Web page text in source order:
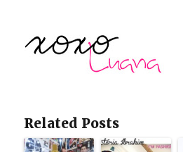
Related Posts